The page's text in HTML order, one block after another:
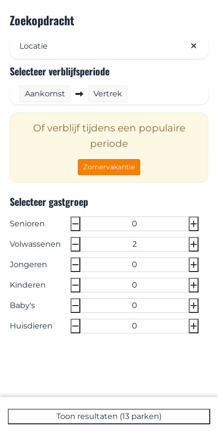
Zoekopdracht
Locatie
Selecteer verblijfsperiode
Aankomst Vertrek
Of verblijf tijdens een populaire
periode
Zomervakantie
Selecteer gastgroep
Senioren
Volwassenen
Jongeren
Kinderen
Baby's
Huisdieren
Toon resultaten (13 parken)